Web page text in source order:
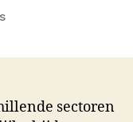
op
sectoren